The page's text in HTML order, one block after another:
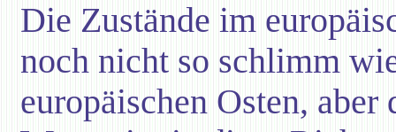
Die Zustände im
noch nicht so schlimm
europäischen Osten, aber